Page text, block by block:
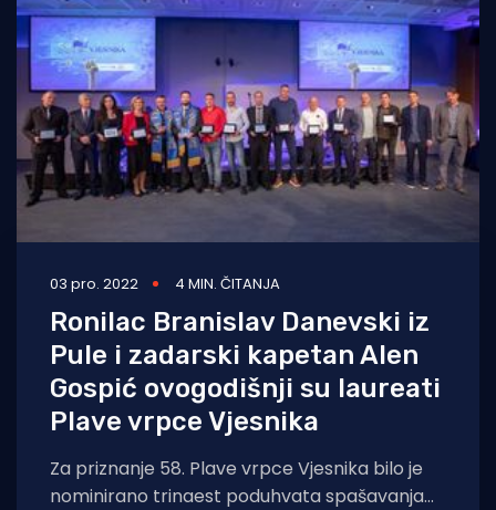
03 pro. 2022 4 MIN. ČITANJA
Ronilac Branislav Danevski iz
Pule i zadarski kapetan Alen
Gospić ovogodišnji su laureati
Plave vrpce Vjesnika
Za priznanje 58. Plave vrpce Vjesnika bilo je
nominirano trinaest poduhvata spašavanja